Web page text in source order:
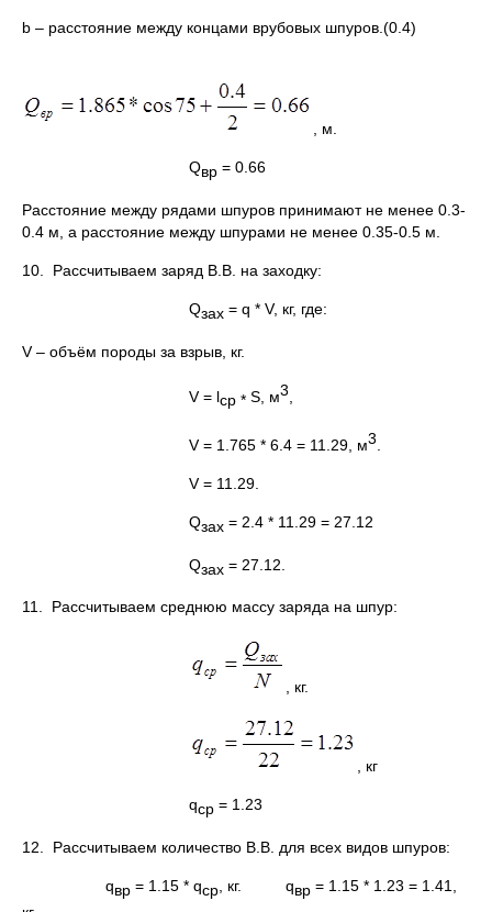
b – расстояние между концами врубовых шпуров.(0.4)
, м.
Qвр = 0.66
Расстояние между рядами шпуров принимают не менее 0.3-
0.4 м, а расстояние между шпурами не менее 0.35-0.5 м.
10. Рассчитываем заряд В.В. на заходку:
Qзах = q * V, кг, где:
V – объём породы за взрыв, кг.
V = lcр * S, м3
V = 1.765 * 6.4 = 11.29, м3
V = 11.29.
Qзах = 2.4 * 11.29 = 27.12
Qзах = 27.12.
11. Рассчитываем среднюю массу заряда на шпур:
, кг.
, кг
qср = 1.23
12. Рассчитываем количество В.В. для всех видов шпуров:
qвр = 1.15 * qср , кг. qвр = 1.15 * 1.23 = 1.41,